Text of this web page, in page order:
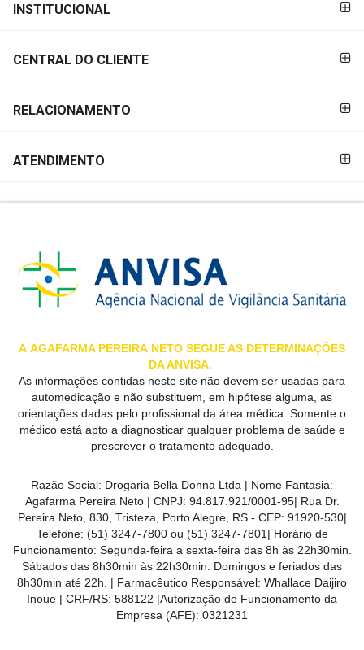
OFERTAS
OFERTAS
CENTRAL
LOJAS
MAIS
PRÓXIMA
DO
CLIENTE
PAGAMENTO
INSTITUCIONAL
CENTRAL DO CLIENTE
RELACIONAMENTO
ATENDIMENTO
A AGAFARMA PEREIRA NETO SEGUE AS DETERMINAÇÕES
DA ANVISA.
As informações contidas neste site não devem ser usadas para
automedicação e não substituem, em hipótese alguma, as
orientações dadas pelo profissional da área médica. Somente o
médico está apto a diagnosticar qualquer problema de saúde e
prescrever o tratamento adequado.
Razão Social: Drogaria Bella Donna Ltda | Nome Fantasia:
Agafarma Pereira Neto | CNPJ: 94.817.921/0001-95| Rua Dr.
Pereira Neto, 830, Tristeza, Porto Alegre, RS - CEP: 91920-530|
Telefone: (51) 3247-7800 ou (51) 3247-7801 | Horário de
Funcionamento: Segunda-feira a sexta-feira das 8h às 22h30min.
Sábados das 8h30min às 22h30min. Domingos e feriados das
8h30min até 22h. | Farmacêutico Responsável: Whallace Daijiro
Inoue | CRF/RS: 588122 |Autorização de Funcionamento da
Empresa (AFE): 0321231